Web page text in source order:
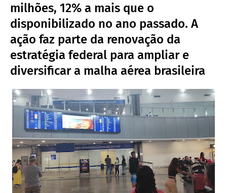
milhões, 12% a mais que o
disponibilizado no ano passado. A
ação faz parte da renovação da
estratégia federal para ampliar e
diversificar a malha aérea brasileira